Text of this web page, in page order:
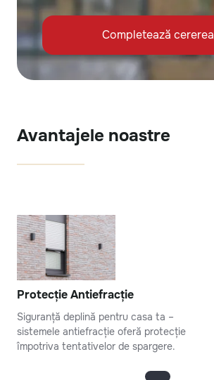
Completează cererea
Avantajele noastre
Protecție Antiefracție
Siguranță deplină pentru casa ta –
sistemele antiefracție oferă protecție
împotriva tentativelor de spargere.